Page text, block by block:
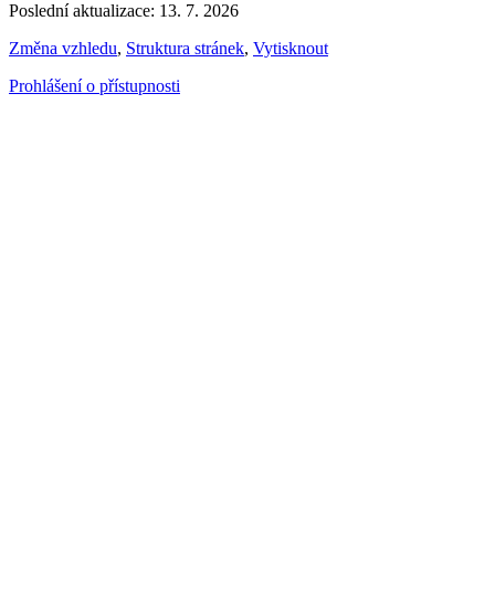
Poslední aktualizace: 13. 7. 2026
Změna vzhledu, Struktura stránek, Vytisknout
Prohlášení o přístupnosti